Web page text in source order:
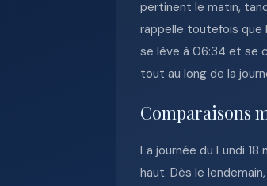
pertinent le matin,
rappelle toutefois que
se lève à 06:34 et se
tout au long de la
Comparaisons
La journée du Lundi 18
haut. Dès le